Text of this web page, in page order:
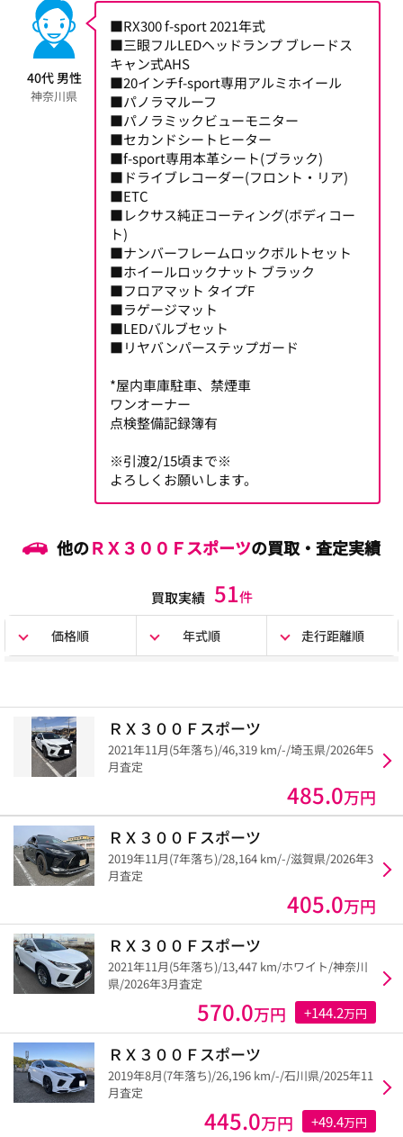
40代 男性
神奈川県
■RX300 f-sport 2021年式
■三眼フルLEDヘッドランプ ブレードス
キャン式AHS
■20インチf-sport専用アルミホイール
■パノラマルーフ
■パノラミックビューモニター
■セカンドシートヒーター
■f-sport専用本革シート(ブラック)
■ドライブレコーダー(フロント・リア)
■ETC
■レクサス純正コーティング(ボディコー
ト)
■ナンバーフレームロックボルトセット
■ホイールロックナット ブラック
■フロアマット タイプF
■ラゲージマット
■LEDバルブセット
■リヤバンパーステップガード
*屋内車庫駐車、禁煙車
ワンオーナー
点検整備記録簿有
※引渡2/15頃まで※
よろしくお願いします。
他のＲＸ３００Ｆスポーツの買取・査定実績
買取実績 51件
価格順 年式順 走行距離順
ＲＸ３００Ｆスポーツ
2021年11月(5年落ち)/46,319 km/-/埼玉県/2026年5
月査定
485.0万円
ＲＸ３００Ｆスポーツ
2019年11月(7年落ち)/28,164 km/-/滋賀県/2026年3
月査定
405.0万円
ＲＸ３００Ｆスポーツ
2021年11月(5年落ち)/13,447 km/ホワイト/神奈川
県/2026年3月査定
570.0万円 +144.2万円
ＲＸ３００Ｆスポーツ
2019年8月(7年落ち)/26,196 km/-/石川県/2025年11
月査定
445.0万円 +49.4万円